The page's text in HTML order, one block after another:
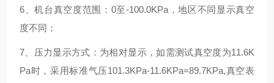
6 、机台真空度范围： 0至-100.0KPa ，地区不同显示真空
度不同；
7 、压力显示方式：为相对显示，如需测试真空度为11.6K
Pa时，采用标准气压101.3KPa-11.6KPa=89.7KPa,真空表